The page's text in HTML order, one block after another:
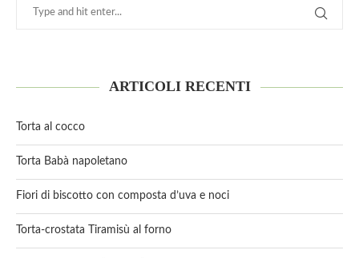
ARTICOLI RECENTI
Torta al cocco
Torta Babà napoletano
Fiori di biscotto con composta d’uva e noci
Torta-crostata Tiramisù al forno